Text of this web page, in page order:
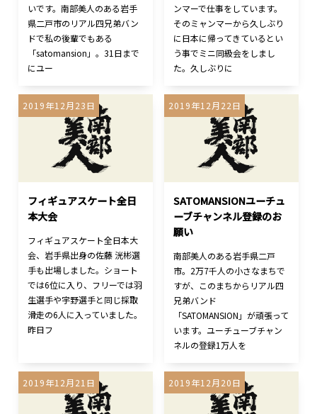
いです。南部美人のある岩手
県二戸市のリアル四兄弟バン
ドで私の後輩でもある
「satomansion」。31日まで
にユー
ンマーで仕事をしています。
そのミャンマーから久しぶり
に日本に帰ってきているとい
う事でミニ同級会をしまし
た。久しぶりに
2019年12月23日
フィギュアスケート全日
本大会
フィギュアスケート全日本大
会、岩手県出身の佐藤 洸彬選
手も出場しました。ショート
では6位に入り、フリーでは羽
生選手や宇野選手と同じ採取
滑走の6人に入っていました。
昨日フ
2019年12月22日
SATOMANSIONユーチュ
ーブチャンネル登録のお
願い
南部美人のある岩手県二戸
市。2万7千人の小さなまちで
すが、このまちからリアル四
兄弟バンド
「SATOMANSION」が頑張って
います。ユーチューブチャン
ネルの登録1万人を
2019年12月21日 2019年12月20日